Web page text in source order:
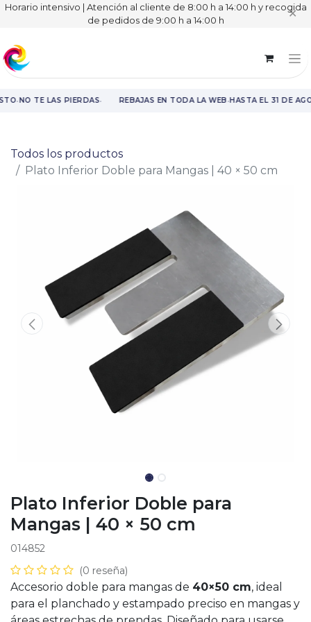
Horario intensivo | Atención al cliente de 8:00 h a 14:00 h y recogida
de pedidos de 9:00 h a 14:00 h
✕
·NO TE LAS PIERDAS· REBAJAS EN TODA LA WEB·HASTA EL 31 DE
Todos los productos
Plato Inferior Doble para Mangas | 40 × 50 cm
Plato Inferior Doble para
Mangas | 40 × 50 cm
014852
(0 reseña)
Accesorio doble para mangas de 40×50 cm, ideal
para el planchado y estampado preciso en mangas y